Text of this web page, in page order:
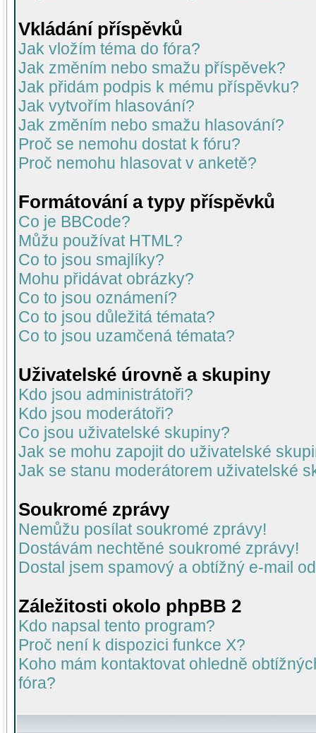
Vkládání příspěvků
Jak vložím téma do fóra?
Jak změním nebo smažu příspěvek?
Jak přidám podpis k mému příspěvku?
Jak vytvořím hlasování?
Jak změním nebo smažu hlasování?
Proč se nemohu dostat k fóru?
Proč nemohu hlasovat v anketě?
Formátování a typy příspěvků
Co je BBCode?
Můžu používat HTML?
Co to jsou smajlíky?
Mohu přidávat obrázky?
Co to jsou oznámení?
Co to jsou důležitá témata?
Co to jsou uzamčená témata?
Uživatelské úrovně a skupiny
Kdo jsou administrátoři?
Kdo jsou moderátoři?
Co jsou uživatelské skupiny?
Jak se mohu zapojit do uživatelské
Jak se stanu moderátorem uživatelské
Soukromé zprávy
Nemůžu posílat soukromé zprávy!
Dostávám nechtěné soukromé zprávy!
Dostal jsem spamový a obtížný e-mail
Záležitosti okolo phpBB 2
Kdo napsal tento program?
Proč není k dispozici funkce X?
Koho mám kontaktovat ohledně
fóra?